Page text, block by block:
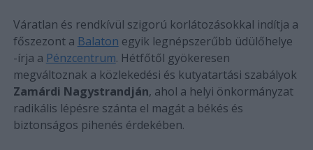
Váratlan és rendkívül szigorú korlátozásokkal indítja a
főszezont a Balaton egyik legnépszerűbb üdülőhelye
-írja a Pénzcentrum. Hétfőtől gyökeresen
megváltoznak a közlekedési és kutyatartási szabályok
Zamárdi Nagystrandján, ahol a helyi önkormányzat
radikális lépésre szánta el magát a békés és
biztonságos pihenés érdekében.